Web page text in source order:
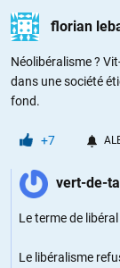
florian
Néolibéralisme ?
dans une société
fond.
+7
vert-de-
Le terme de
Le libéralisme